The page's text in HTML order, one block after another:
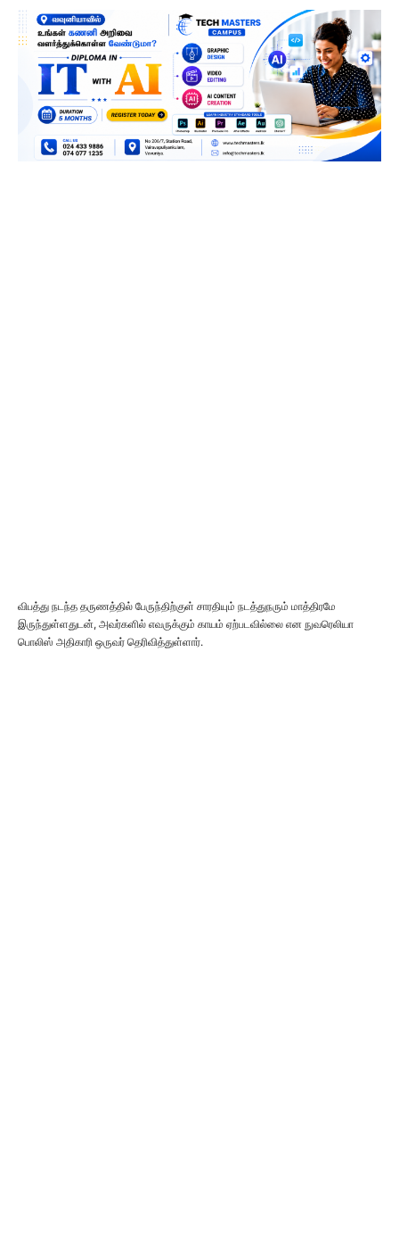
விபத்து நடந்த தருணத்தில் பேருந்திற்குள் சாரதியும் நடத்துநரும் மாத்திரமே
இருந்துள்ளதுடன், அவர்களில் எவருக்கும் காயம் ஏற்படவில்லை என நுவரெலியா
பொலிஸ் அதிகாரி ஒருவர் தெரிவித்துள்ளார்.